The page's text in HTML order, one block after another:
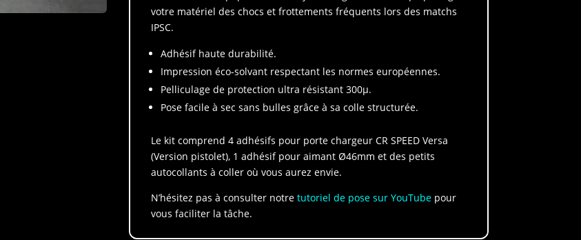
votre matériel des chocs et frottements fréquents lors des matchs
IPSC.
Adhésif haute durabilité.
Impression éco-solvant respectant les normes européennes.
Pelliculage de protection ultra résistant 300µ.
Pose facile à sec sans bulles grâce à sa colle structurée.
Le kit comprend 4 adhésifs pour porte chargeur CR SPEED Versa
(Version pistolet), 1 adhésif pour aimant Ø46mm et des petits
autocollants à coller où vous aurez envie.
N’hésitez pas à consulter notretutoriel de pose sur YouTube pour
vous faciliter la tâche.